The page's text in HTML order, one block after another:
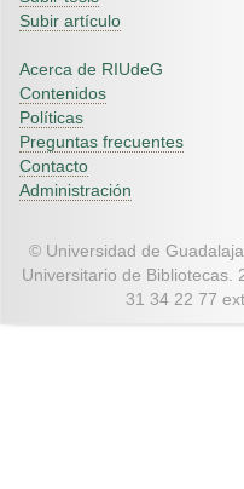
Subir artículo
Acerca de RIUdeG
Contenidos
Políticas
Preguntas frecuentes
Contacto
Administración
© Universidad de
Universitario de Bibliotecas.
31 34 22 77